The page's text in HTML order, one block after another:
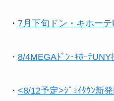
・ 7月下旬ドン・キホー
・ 8/4MEGAﾄﾞﾝ･ｷﾎｰﾃUNY
・ <8/12予定>ｼﾞｮｲﾀｳﾝ新